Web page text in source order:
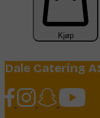
Kjøp
Dale Catering